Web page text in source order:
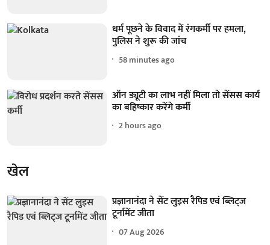
धर्म पूछने के विवाद में रंगकर्मी पर हमला,
पुलिस ने शुरू की जांच
58 minutes ago
ऑन ड्यूटी का लाभ नहीं मिला तो सेंसस कार्य
का बहिष्कार करेंगे कर्मी
2 hours ago
खेल
प्रज्ञानानंदा ने सेंट लुइस रैपिड एवं ब्लिट्ज
टूर्नामेंट जीता
07 Aug 2026